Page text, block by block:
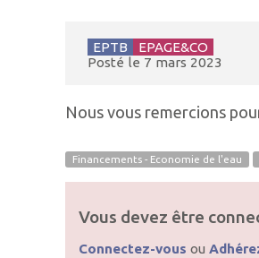
EPTB
EPAGE&CO
Posté le 7 mars 2023
Nous vous remercions
Financements - Economie de l'eau
Vous devez être
Connectez-vous ou